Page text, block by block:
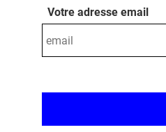
Votre adresse email